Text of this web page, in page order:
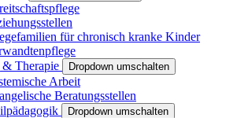
für chronisch kranke Kinder
Therapie
Dropdown umschalten
Arbeit
Beratungsstellen
Dropdown umschalten